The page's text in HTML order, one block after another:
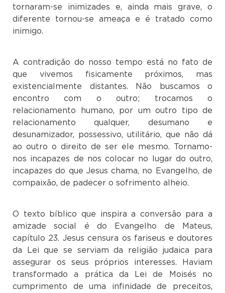
tornaram-se inimizades e, ainda mais grave, o
diferente tornou-se ameaça e é tratado como
inimigo.
A contradição do nosso tempo está no fato de
que vivemos fisicamente próximos, mas
existencialmente distantes. Não buscamos o
encontro com o outro; trocamos o
relacionamento humano, por um outro tipo de
relacionamento qualquer, desumano e
desunamizador, possessivo, utilitário, que não dá
ao outro o direito de ser ele mesmo. Tornamo-
nos incapazes de nos colocar no lugar do outro,
incapazes do que Jesus chama, no Evangelho, de
compaixão, de padecer o sofrimento alheio.
O texto bíblico que inspira a conversão para a
amizade social é do Evangelho de Mateus,
capítulo 23. Jesus censura os fariseus e doutores
da Lei que se serviam da religião judaica para
assegurar os seus próprios interesses. Haviam
transformado a prática da Lei de Moisés no
cumprimento de uma infinidade de preceitos,